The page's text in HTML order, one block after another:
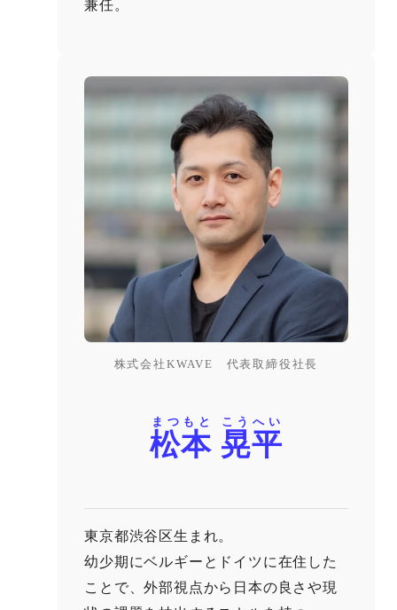
兼任。
株式会社KWAVE 代表取締役社長
松本 晃平
まつもと こうへい
東京都渋谷区生まれ。
幼少期にベルギーとドイツに在住した
ことで、外部視点から日本の良さや現